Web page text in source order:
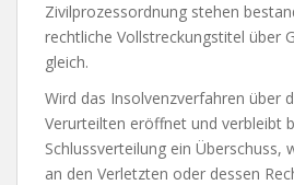
Zivilprozessordnung stehen
rechtliche Vollstreckungstitel über
gleich.
Wird das Insolvenzverfahren über
Verurteilten eröffnet und verbleibt
Schlussverteilung ein Überschuss,
an den Verletzten oder dessen